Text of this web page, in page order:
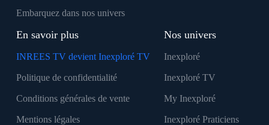
Embarquez dans nos univers
En savoir plus
INREES TV devient Inexploré TV
Politique de confidentialité
Conditions générales de vente
Mentions légales
Nos univers
Inexploré
Inexploré TV
My Inexploré
Inexploré Praticiens